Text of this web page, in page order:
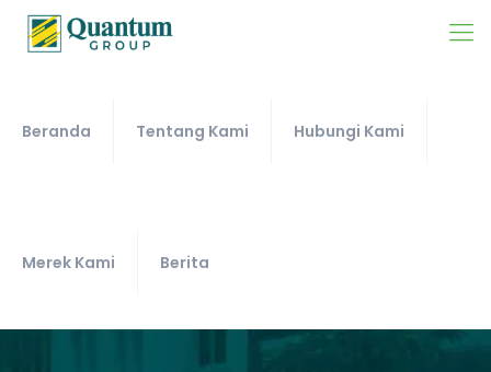
Beranda Tentang Kami Hubungi Kami
Merek Kami Berita